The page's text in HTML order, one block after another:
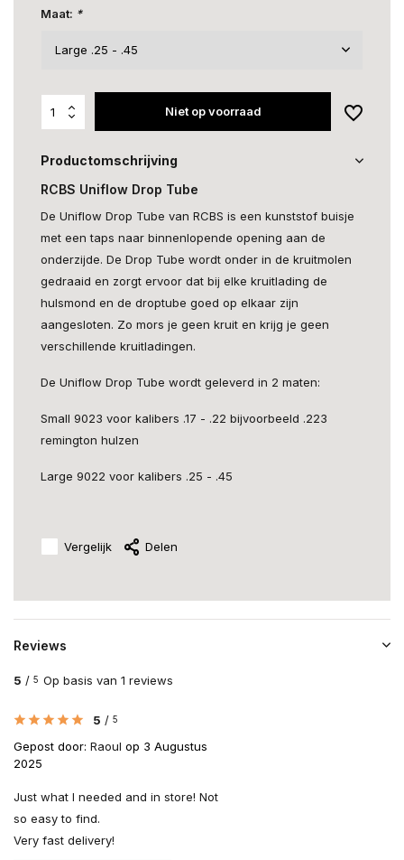
Maat: *
Niet op voorraad
Productomschrijving
RCBS Uniflow Drop Tube
De Uniflow Drop Tube van RCBS is een kunststof buisje
met een taps naar binnenlopende opening aan de
onderzijde. De Drop Tube wordt onder in de kruitmolen
gedraaid en zorgt ervoor dat bij elke kruitlading de
hulsmond en de droptube goed op elkaar zijn
aangesloten. Zo mors je geen kruit en krijg je geen
verschillende kruitladingen.
De Uniflow Drop Tube wordt geleverd in 2 maten:
Small 9023 voor kalibers .17 - .22 bijvoorbeeld .223
remington hulzen
Large 9022 voor kalibers .25 - .45
Vergelijk Delen
Reviews
5 / 5 Op basis van 1 reviews
5 / 5
Gepost door: Raoul op 3 Augustus
2025
Just what I needed and in store! Not
so easy to find.
Very fast delivery!